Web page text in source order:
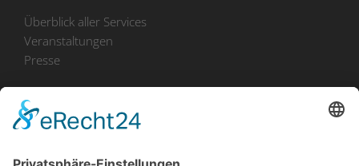
Überblick aller Services
Veranstaltungen
Presse
Bekanntmachungen
Ausschreibungen